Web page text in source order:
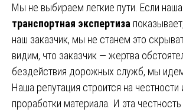
Мы не выбираем легкие пути. Если наша
транспортная экспертиза
наш заказчик, мы не станем это
видим, что заказчик — жертва
бездействия дорожных служб, мы
Наша репутация строится на честности
проработки материала. И эта